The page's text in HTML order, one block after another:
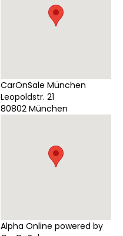
CarOnSale München
Leopoldstr. 21
80802 München
Alpha Online powered by